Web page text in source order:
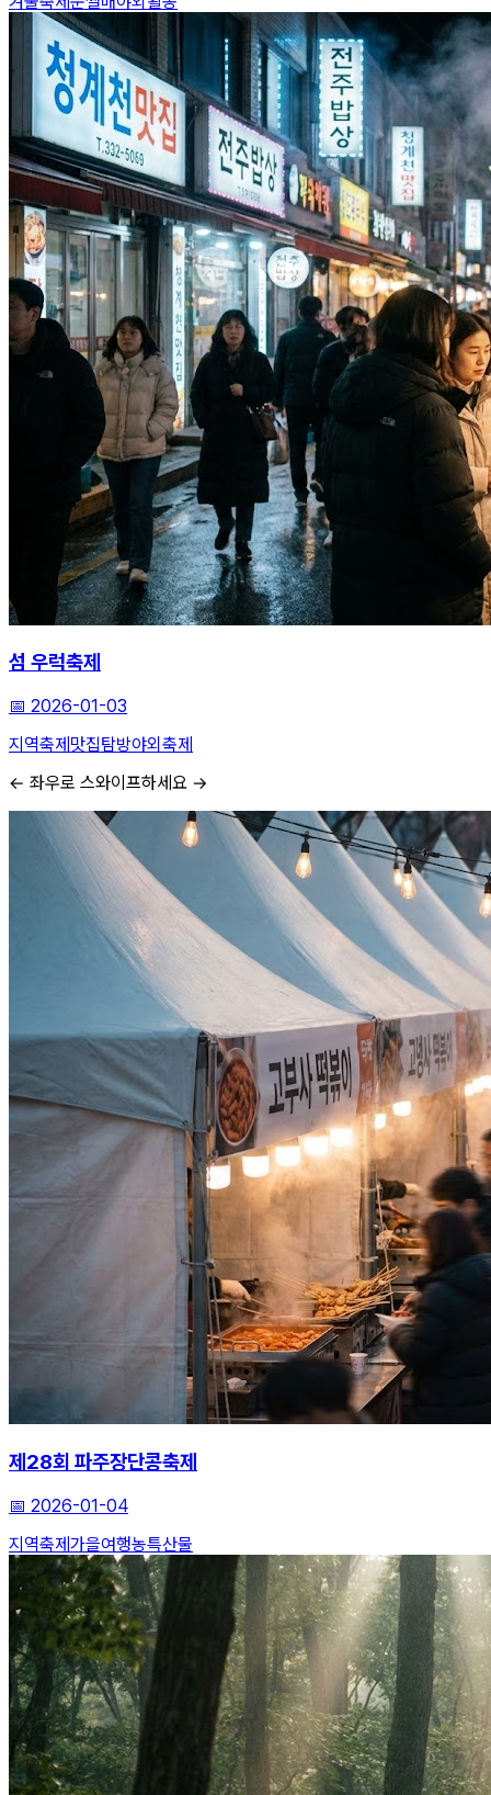
섬 우럭축제
📅 2026-01-03
지역축제맛집탐방야외축제
← 좌우로 스와이프하세요 →
제28회 파주장단콩축제
📅 2026-01-04
지역축제가을여행농특산물